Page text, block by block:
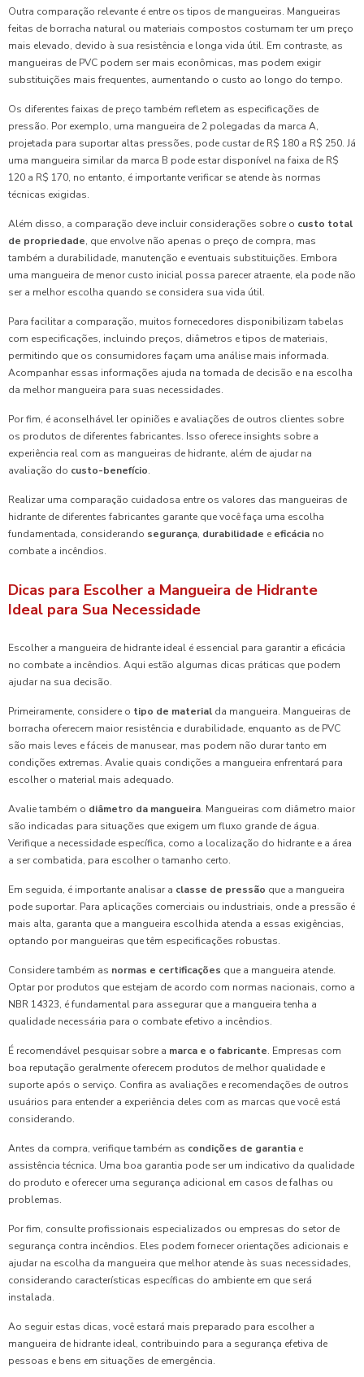
Outra comparação relevante é entre os tipos de mangueiras. Mangueiras
feitas de borracha natural ou materiais compostos costumam ter um preço
mais elevado, devido à sua resistência e longa vida útil. Em contraste, as
mangueiras de PVC podem ser mais econômicas, mas podem exigir
substituições mais frequentes, aumentando o custo ao longo do tempo.
Os diferentes faixas de preço também refletem as especificações de
pressão. Por exemplo, uma mangueira de 2 polegadas da marca A,
projetada para suportar altas pressões, pode custar de R$ 180 a R$ 250. Já
uma mangueira similar da marca B pode estar disponível na faixa de R$
120 a R$ 170, no entanto, é importante verificar se atende às normas
técnicas exigidas.
Além disso, a comparação deve incluir considerações sobre o custo total
de propriedade, que envolve não apenas o preço de compra, mas
também a durabilidade, manutenção e eventuais substituições. Embora
uma mangueira de menor custo inicial possa parecer atraente, ela pode não
ser a melhor escolha quando se considera sua vida útil.
Para facilitar a comparação, muitos fornecedores disponibilizam tabelas
com especificações, incluindo preços, diâmetros e tipos de materiais,
permitindo que os consumidores façam uma análise mais informada.
Acompanhar essas informações ajuda na tomada de decisão e na escolha
da melhor mangueira para suas necessidades.
Por fim, é aconselhável ler opiniões e avaliações de outros clientes sobre
os produtos de diferentes fabricantes. Isso oferece insights sobre a
experiência real com as mangueiras de hidrante, além de ajudar na
avaliação do custo-benefício.
Realizar uma comparação cuidadosa entre os valores das mangueiras de
hidrante de diferentes fabricantes garante que você faça uma escolha
fundamentada, considerando segurança, durabilidade e eficácia no
combate a incêndios.
Dicas para Escolher a Mangueira de Hidrante
Ideal para Sua Necessidade
Escolher a mangueira de hidrante ideal é essencial para garantir a eficácia
no combate a incêndios. Aqui estão algumas dicas práticas que podem
ajudar na sua decisão.
Primeiramente, considere o tipo de material da mangueira. Mangueiras de
borracha oferecem maior resistência e durabilidade, enquanto as de PVC
são mais leves e fáceis de manusear, mas podem não durar tanto em
condições extremas. Avalie quais condições a mangueira enfrentará para
escolher o material mais adequado.
Avalie também o diâmetro da mangueira. Mangueiras com diâmetro maior
são indicadas para situações que exigem um fluxo grande de água.
Verifique a necessidade específica, como a localização do hidrante e a área
a ser combatida, para escolher o tamanho certo.
Em seguida, é importante analisar a classe de pressão que a mangueira
pode suportar. Para aplicações comerciais ou industriais, onde a pressão é
mais alta, garanta que a mangueira escolhida atenda a essas exigências,
optando por mangueiras que têm especificações robustas.
Considere também as normas e certificações que a mangueira atende.
Optar por produtos que estejam de acordo com normas nacionais, como a
NBR 14323, é fundamental para assegurar que a mangueira tenha a
qualidade necessária para o combate efetivo a incêndios.
É recomendável pesquisar sobre a marca e o fabricante. Empresas com
boa reputação geralmente oferecem produtos de melhor qualidade e
suporte após o serviço. Confira as avaliações e recomendações de outros
usuários para entender a experiência deles com as marcas que você está
considerando.
Antes da compra, verifique também as condições de garantia e
assistência técnica. Uma boa garantia pode ser um indicativo da qualidade
do produto e oferecer uma segurança adicional em casos de falhas ou
problemas.
Por fim, consulte profissionais especializados ou empresas do setor de
segurança contra incêndios. Eles podem fornecer orientações adicionais e
ajudar na escolha da mangueira que melhor atende às suas necessidades,
considerando características específicas do ambiente em que será
instalada.
Ao seguir estas dicas, você estará mais preparado para escolher a
mangueira de hidrante ideal, contribuindo para a segurança efetiva de
pessoas e bens em situações de emergência.